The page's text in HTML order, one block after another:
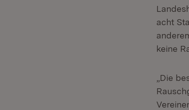
acht
keine
„Die